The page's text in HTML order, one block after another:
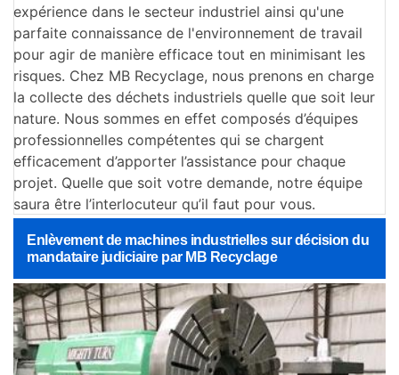
expérience dans le secteur industriel ainsi qu'une
parfaite connaissance de l'environnement de travail
pour agir de manière efficace tout en minimisant les
risques. Chez MB Recyclage, nous prenons en charge
la collecte des déchets industriels quelle que soit leur
nature. Nous sommes en effet composés d’équipes
professionnelles compétentes qui se chargent
efficacement d’apporter l’assistance pour chaque
projet. Quelle que soit votre demande, notre équipe
saura être l’interlocuteur qu’il faut pour vous.
Enlèvement de machines industrielles sur décision du
mandataire judiciaire par MB Recyclage